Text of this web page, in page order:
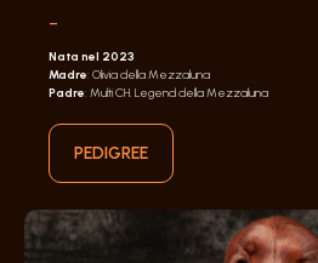
-
Nata nel 2023
Madre: Olivia della Mezzaluna
Padre: Multi CH. Legend della Mezzaluna
PEDIGREE